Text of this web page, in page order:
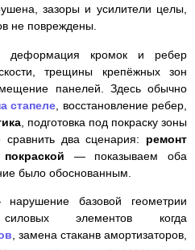
зазоры и усилители целы,
не повреждены.
кромок и ребер
трещины крепёжных зон
панелей. Здесь обычно
стапеле , восстановление ребер,
, подготовка под покраску зоны
два сценария: ремонт
— показываем оба
было обоснованным.
базовой геометрии
элементов когда
, замена стаканв амортизаторов,